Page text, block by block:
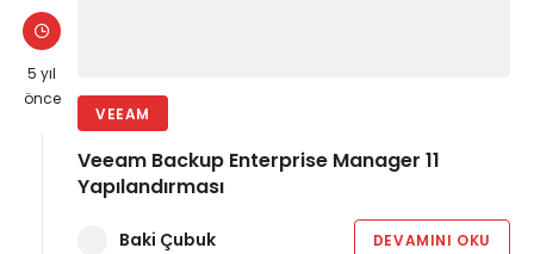
5 yıl
önce
VEEAM
Veeam Backup Enterprise Manager 11
Yapılandırması
Baki Çubuk DEVAMINI OKU